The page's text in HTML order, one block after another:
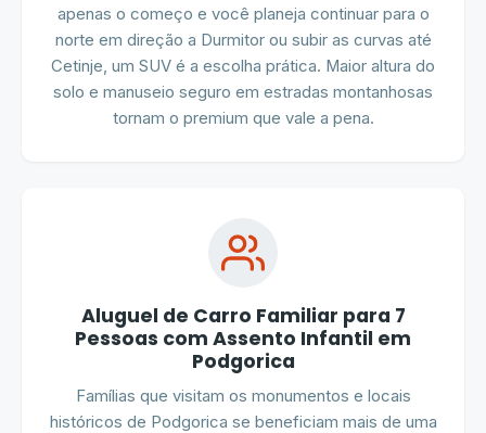
apenas o começo e você planeja continuar para o
norte em direção a Durmitor ou subir as curvas até
Cetinje, um SUV é a escolha prática. Maior altura do
solo e manuseio seguro em estradas montanhosas
tornam o premium que vale a pena.
Aluguel de Carro Familiar para 7
Pessoas com Assento Infantil em
Podgorica
Famílias que visitam os monumentos e locais
históricos de Podgorica se beneficiam mais de uma